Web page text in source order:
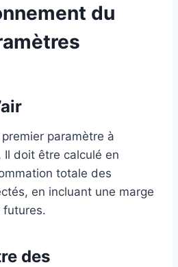
du
paramètre à
doit être calculé en
totale des
en incluant une marge
futures.
des